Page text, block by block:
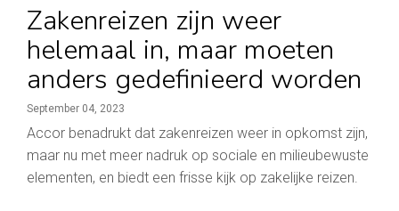
Zakenreizen zijn weer
helemaal in, maar moeten
anders gedefinieerd worden
September 04, 2023
Accor benadrukt dat zakenreizen weer in opkomst zijn,
maar nu met meer nadruk op sociale en milieubewuste
elementen, en biedt een frisse kijk op zakelijke reizen.